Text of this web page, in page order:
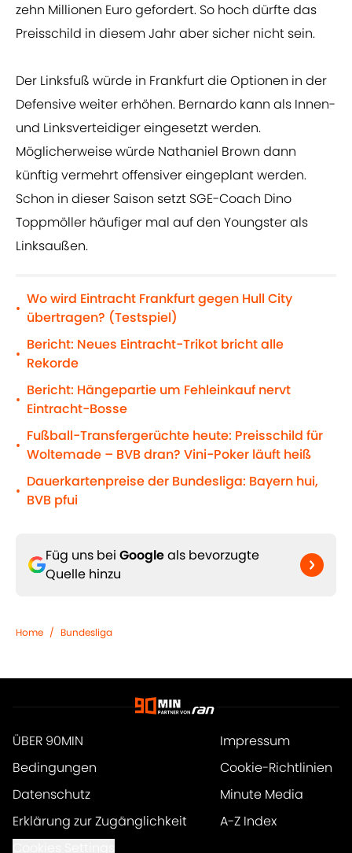
zehn Millionen Euro gefordert. So hoch dürfte das
Preisschild in diesem Jahr aber sicher nicht sein.
Der Linksfuß würde in Frankfurt die Optionen in der
Defensive weiter erhöhen. Bernardo kann als Innen-
und Linksverteidiger eingesetzt werden.
Möglicherweise würde Nathaniel Brown dann
künftig vermehrt offensiver eingeplant werden.
Schon in dieser Saison setzt SGE-Coach Dino
Toppmöller häufiger mal auf den Youngster als
Linksaußen.
•
Wo wird Eintracht Frankfurt gegen Hull City
übertragen? (Testspiel)
•
Bericht: Neues Eintracht-Trikot bricht alle
Rekorde
•
Bericht: Hängepartie um Fehleinkauf nervt
Eintracht-Bosse
•
Fußball-Transfergerüchte heute: Preisschild für
Woltemade – BVB dran? Vini-Poker läuft heiß
•
Dauerkartenpreise der Bundesliga: Bayern hui,
BVB pfui
Füg uns bei Googleals bevorzugte
Quelle hinzu
Home / Bundesliga
ÜBER 90MIN
Impressum
Bedingungen
Cookie-Richtlinien
Datenschutz
Minute Media
Erklärung zur Zugänglichkeit
A-Z Index